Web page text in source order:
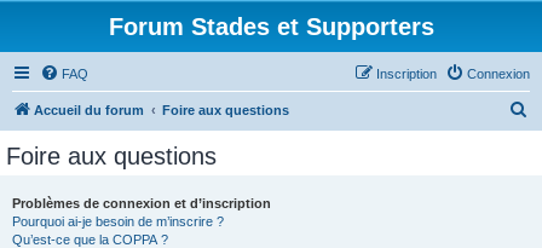
Forum Stades et Supporters
FAQ Connexion
Inscription
Accueil du forum Foire aux questions
Foire aux questions
Problèmes de connexion et d’inscription
Pourquoi ai-je besoin de m’inscrire ?
Qu’est-ce que la COPPA ?